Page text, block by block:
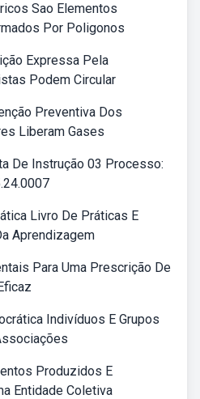
Sao Elementos
Por Poligonos
Expressa Pela
Podem Circular
Preventiva Dos
Liberam Gases
De Instrução 03 Processo:
Livro De Práticas E
Aprendizagem
Para Uma Prescrição De
Indivíduos E Grupos
Produzidos E
Entidade Coletiva